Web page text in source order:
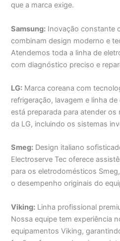
que a marca exige.
Samsung: Inovação constante
combinam design moderno e
Atendemos toda a linha de
com diagnóstico preciso e
LG: Marca coreana com
refrigeração, lavagem e linha
está preparada para atender
da LG, incluindo os sistemas
Smeg: Design italiano
Electroserve Tec oferece
para os eletrodomésticos
o desempenho originais do
Viking: Linha profissional
Nossa equipe tem experiência
equipamentos Viking,